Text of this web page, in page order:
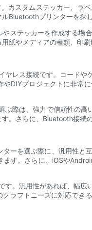
カスタムステッカー、
Bluetoothプリンターを探し
ステッカーを作成する
紙やメディアの種類、印
レス接続です。コード
DIYプロジェクトに非
ぶ際は、強力で信頼性の
。さらに、Bluetooth接続
ーを選ぶ際に、汎用性
す。さらに、iOSや
。汎用性があれば、幅
ラフトニーズに対応で